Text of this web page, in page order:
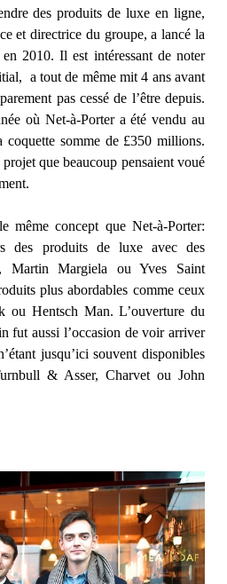
des produits de luxe en ligne,
et directrice du groupe, a lancé la
2010. Il est intéressant de noter
a tout de même mit 4 ans avant
pas cessé de l’être depuis.
où Net-à-Porter a été vendu au
coquette somme de £350 millions.
que beaucoup pensaient voué
même concept que Net-à-Porter:
des produits de luxe avec des
Martin Margiela ou Yves Saint
plus abordables comme ceux
ou Hentsch Man. L’ouverture du
fut aussi l’occasion de voir arriver
jusqu’ici souvent disponibles
& Asser, Charvet ou John